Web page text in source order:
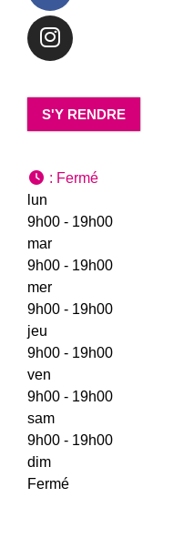
S'Y RENDRE
: Fermé
lun
9h00 - 19h00
mar
9h00 - 19h00
mer
9h00 - 19h00
jeu
9h00 - 19h00
ven
9h00 - 19h00
sam
9h00 - 19h00
dim
Fermé